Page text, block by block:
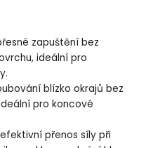
zapuštění bez
ideální pro
blízko okrajů bez
pro koncové
přenos síly při